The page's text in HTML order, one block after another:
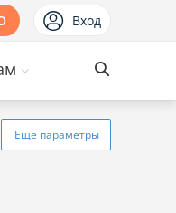
Вход
Еще параметры